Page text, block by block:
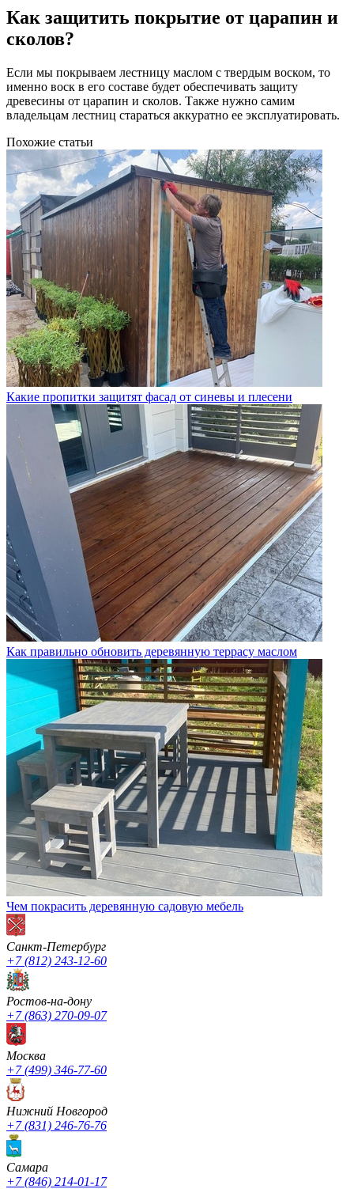
Как защитить покрытие от царапин и
сколов?
Если мы покрываем лестницу маслом с твердым воском, то
именно воск в его составе будет обеспечивать защиту
древесины от царапин и сколов. Также нужно самим
владельцам лестниц стараться аккуратно ее эксплуатировать.
Похожие статьи
Какие пропитки защитят фасад от синевы и плесени
Как правильно обновить деревянную террасу маслом
Чем покрасить деревянную садовую мебель
Санкт-Петербург
+7 (812) 243-12-60
Ростов-на-дону
+7 (863) 270-09-07
Москва
+7 (499) 346-77-60
Нижний Новгород
+7 (831) 246-76-76
Cамара
+7 (846) 214-01-17